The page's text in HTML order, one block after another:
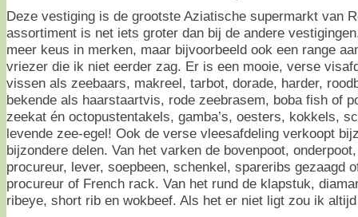
Deze vestiging is de grootste Aziatische supermarkt van
assortiment is net iets groter dan bij de andere
meer keus in merken, maar bijvoorbeeld ook een range
vriezer die ik niet eerder zag. Er is een mooie, verse
vissen als zeebaars, makreel, tarbot, dorade, harder,
bekende als haarstaartvis, rode zeebrasem, boba fish of
zeekat én octopustentakels, gamba’s, oesters, kokkels,
levende zee-egel! Ook de verse vleesafdeling verkoopt
bijzondere delen. Van het varken de bovenpoot,
procureur, lever, soepbeen, schenkel, spareribs gezaagd
procureur of French rack. Van het rund de klapstuk,
ribeye, short rib en wokbeef. Als het er niet ligt zou ik